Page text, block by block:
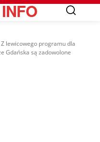
INFO
Z lewicowego programu dla
Gdańska są zadowolone